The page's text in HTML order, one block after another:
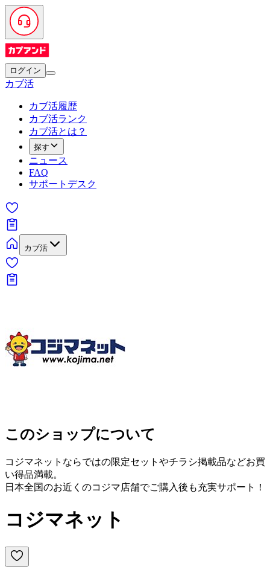
ログイン
カブ活
カブ活履歴
カブ活ランク
カブ活とは？
探す
ニュース
FAQ
サポートデスク
カブ活
このショップについて
コジマネットならではの限定セットやチラシ掲載品などお買
い得品満載。
日本全国のお近くのコジマ店舗でご購入後も充実サポート！
コジマネット